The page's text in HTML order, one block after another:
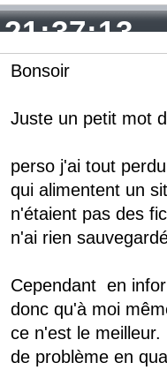
Bonsoir
Juste un petit mot
perso j'ai tout
qui alimentent un
n'étaient pas des
n'ai rien
Cependant en
donc qu'à moi
ce n'est le
de problème en